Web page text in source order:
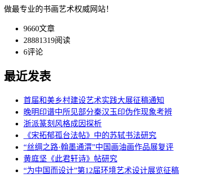
做最专业的书画艺术权威网站！
9660文章
28881319阅读
6评论
最近发表
首届和美乡村建设艺术实践大展征稿通知
晚明印谱中所见部分秦汉玉印伪作现象考辨
浙派篆刻风格成因探析
《宋拓郁孤台法帖》中的苏轼书法研究
“丝绸之路·翰墨通渭”中国画油画作品展复评
黄庭坚《此君轩诗》帖研究
“为中国而设计”第12届环境艺术设计展览征稿